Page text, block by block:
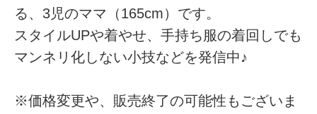
る、3児のママ（165cm）です。
スタイルUPや着やせ、手持ち服の着回しでも
マンネリ化しない小技などを発信中♪
※価格変更や、販売終了の可能性もございま